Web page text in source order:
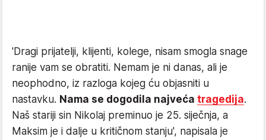
'Dragi prijatelji, klijenti, kolege, nisam smogla snage
ranije vam se obratiti. Nemam je ni danas, ali je
neophodno, iz razloga kojeg ću objasniti u
nastavku. Nama se dogodila najveća tragedija.
Naš stariji sin Nikolaj preminuo je 25. siječnja, a
Maksim je i dalje u kritičnom stanju', napisala je